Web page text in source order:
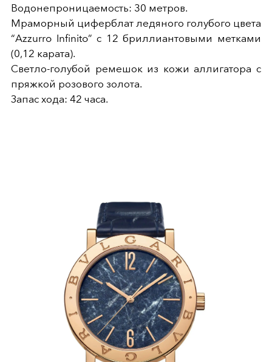
Водонепроницаемость: 30 метров.
Мраморный циферблат ледяного голубого цвета
“Azzurro Infinito” с 12 бриллиантовыми метками
(0,12 карата).
Светло-голубой ремешок из кожи аллигатора с
пряжкой розового золота.
Запас хода: 42 часа.